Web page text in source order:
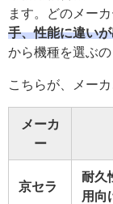
ます。どのメー
手、性能に違い
から機種を選ぶの
こちらが、メー
メーカ
ー
京セラ
耐久
用向